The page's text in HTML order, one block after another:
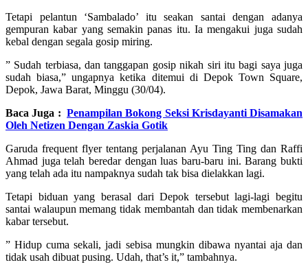
Tetapi pelantun ‘Sambalado’ itu seakan santai dengan adanya
gempuran kabar yang semakin panas itu. Ia mengakui juga sudah
kebal dengan segala gosip miring.
” Sudah terbiasa, dan tanggapan gosip nikah siri itu bagi saya juga
sudah biasa,” ungapnya ketika ditemui di Depok Town Square,
Depok, Jawa Barat, Minggu (30/04).
Baca Juga : Penampilan Bokong Seksi Krisdayanti Disamakan
Oleh Netizen Dengan Zaskia Gotik
Garuda frequent flyer tentang perjalanan Ayu Ting Ting dan Raffi
Ahmad juga telah beredar dengan luas baru-baru ini. Barang bukti
yang telah ada itu nampaknya sudah tak bisa dielakkan lagi.
Tetapi biduan yang berasal dari Depok tersebut lagi-lagi begitu
santai walaupun memang tidak membantah dan tidak membenarkan
kabar tersebut.
” Hidup cuma sekali, jadi sebisa mungkin dibawa nyantai aja dan
tidak usah dibuat pusing. Udah, that’s it,” tambahnya.